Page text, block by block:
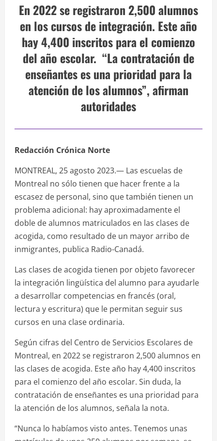
En 2022 se registraron 2,500 alumnos
en los cursos de integración. Este año
hay 4,400 inscritos para el comienzo
del año escolar. “La contratación de
enseñantes es una prioridad para la
atención de los alumnos”, afirman
autoridades
Redacción Crónica Norte
MONTREAL, 25 agosto 2023.— Las escuelas de
Montreal no sólo tienen que hacer frente a la
escasez de personal, sino que también tienen un
problema adicional: hay aproximadamente el
doble de alumnos matriculados en las clases de
acogida, como resultado de un mayor arribo de
inmigrantes, publica Radio-Canadá.
Las clases de acogida tienen por objeto favorecer
la integración lingüística del alumno para ayudarle
a desarrollar competencias en francés (oral,
lectura y escritura) que le permitan seguir sus
cursos en una clase ordinaria.
Según cifras del Centro de Servicios Escolares de
Montreal, en 2022 se registraron 2,500 alumnos en
las clases de acogida. Este año hay 4,400 inscritos
para el comienzo del año escolar. Sin duda, la
contratación de enseñantes es una prioridad para
la atención de los alumnos, señala la nota.
“Nunca lo habíamos visto antes. Tenemos unas